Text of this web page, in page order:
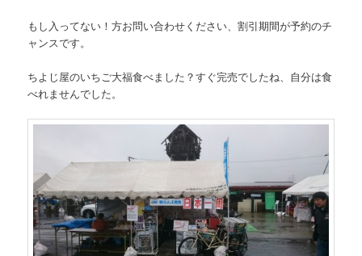
もし入ってない！方お問い合わせください、割引期間が予約のチ
ャンスです。
ちよじ屋のいちご大福食べました？すぐ完売でしたね、自分は食
べれませんでした。